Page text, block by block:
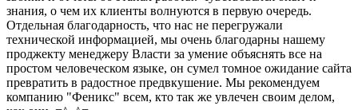
знания, о чем их клиенты волнуются в первую очередь.
Отдельная благодарность, что нас не перегружали
технической информацией, мы очень благодарны нашему
проджекту менеджеру Власти за умение объяснять все на
простом человеческом языке, он сумел томное ожидание сайта
превратить в радостное предвкушение. Мы рекомендуем
компанию "Феникс" всем, кто так же увлечен своим делом,